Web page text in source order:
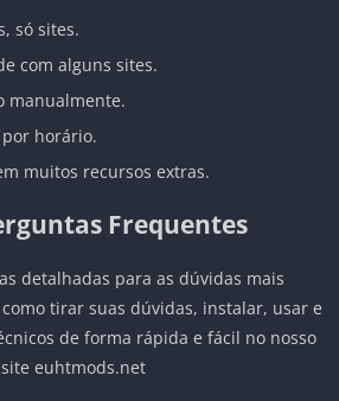
só sites.
com alguns sites.
manualmente.
horário.
muitos recursos extras.
Frequentes
detalhadas para as dúvidas mais
tirar suas dúvidas, instalar, usar e
de forma rápida e fácil no nosso
site euhtmods.net